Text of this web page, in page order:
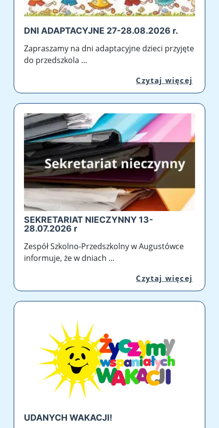
DNI ADAPTACYJNE 27-28.08.2026 r.
Zapraszamy na dni adaptacyjne dzieci przyjęte
do przedszkola ...
Czytaj więcej
SEKRETARIAT NIECZYNNY 13-
28.07.2026 r
Zespół Szkolno-Przedszkolny w Augustówce
informuje, że w dniach ...
Czytaj więcej
UDANYCH WAKACJI!